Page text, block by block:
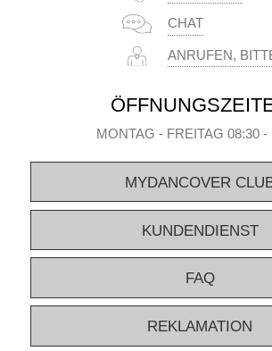
CHAT
ANRUFEN,
MONTAG - FREITAG 08:30 -
MYDANCOVER
KUNDENDIENST
FAQ
REKLAMATION